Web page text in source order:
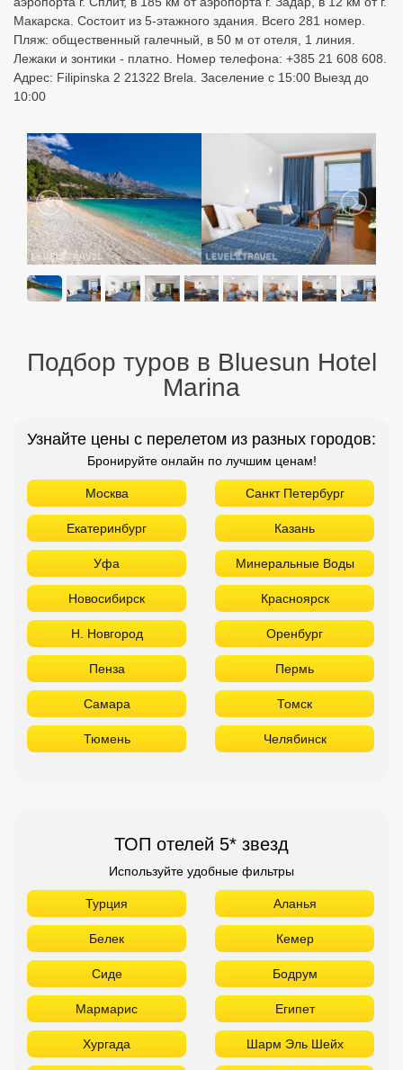
Макарска. Состоит из 5-этажного здания. Всего 281 номер.
Пляж: общественный галечный, в 50 м от отеля, 1 линия.
Лежаки и зонтики - платно. Номер телефона: +385 21 608 608.
Адрес: Filipinska 2 21322 Brela. Заселение с 15:00 Выезд до
10:00
Подбор туров в Bluesun Hotel
Marina
Узнайте цены с перелетом из разных городов:
Бронируйте онлайн по лучшим ценам!
Москва Санкт Петербург
Екатеринбург Казань
Уфа Минеральные Воды
Новосибирск Красноярск
Н. Новгород Оренбург
Пенза Пермь
Самара Томск
Тюмень Челябинск
ТОП отелей 5* звезд
Используйте удобные фильтры
Турция Аланья
Белек Кемер
Сиде Бодрум
Мармарис Египет
Хургада Шарм Эль Шейх